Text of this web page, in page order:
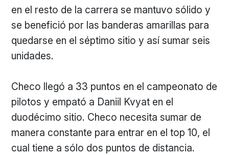
en el resto de la carrera se mantuvo sólido y
se benefició por las banderas amarillas para
quedarse en el séptimo sitio y así sumar seis
unidades.
Checo llegó a 33 puntos en el campeonato de
pilotos y empató a Daniil Kvyat en el
duodécimo sitio. Checo necesita sumar de
manera constante para entrar en el top 10, el
cual tiene a sólo dos puntos de distancia.